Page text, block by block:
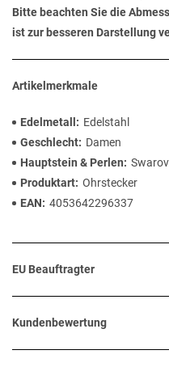
Bitte beachten Sie die
ist zur besseren Darstellung
Artikelmerkmale
Edelmetall
Edelstahl
Geschlecht
Damen
Hauptstein & Perlen
Produktart Ohrstecker
EAN
4053642296337
EU Beauftragter
Kundenbewertung